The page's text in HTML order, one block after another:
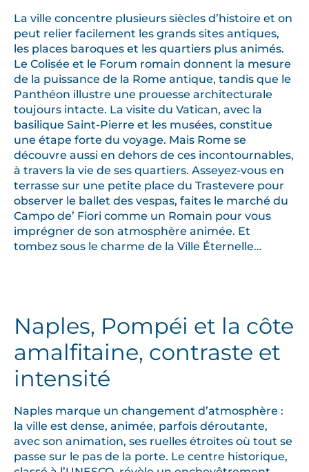
La ville concentre plusieurs siècles d’histoire et on
peut relier facilement les grands sites antiques,
les places baroques et les quartiers plus animés.
Le Colisée et le Forum romain donnent la mesure
de la puissance de la Rome antique, tandis que le
Panthéon illustre une prouesse architecturale
toujours intacte. La visite du Vatican, avec la
basilique Saint-Pierre et les musées, constitue
une étape forte du voyage. Mais Rome se
découvre aussi en dehors de ces incontournables,
à travers la vie de ses quartiers. Asseyez-vous en
terrasse sur une petite place du Trastevere pour
observer le ballet des vespas, faites le marché du
Campo de’ Fiori comme un Romain pour vous
imprégner de son atmosphère animée. Et
tombez sous le charme de la Ville Éternelle…
Naples, Pompéi et la côte
amalfitaine, contraste et
intensité
Naples marque un changement d’atmosphère :
la ville est dense, animée, parfois déroutante,
avec son animation, ses ruelles étroites où tout se
passe sur le pas de la porte. Le centre historique,